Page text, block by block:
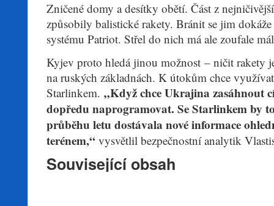
Zničené domy a desítky obětí. Část z
způsobily balistické rakety. Bránit se jim
systému Patriot. Střel do nich má ale zoufale
Kyjev proto hledá jinou možnost – ničit rakety
na ruských základnách. K útokům chce
Starlinkem. „Když chce Ukrajina zasáhnout
dopředu naprogramovat. Se Starlinkem by
průběhu letu dostávala nové informace
terénem,“ vysvětlil bezpečnostní analytik
Související obsah